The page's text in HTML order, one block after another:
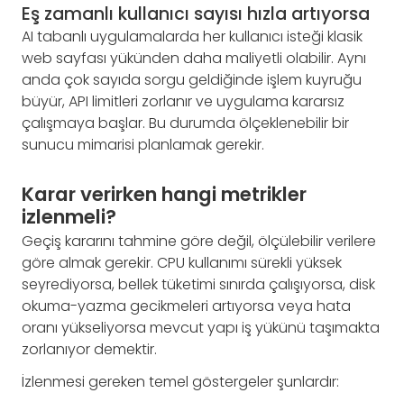
Eş zamanlı kullanıcı sayısı hızla artıyorsa
AI tabanlı uygulamalarda her kullanıcı isteği klasik
web sayfası yükünden daha maliyetli olabilir. Aynı
anda çok sayıda sorgu geldiğinde işlem kuyruğu
büyür, API limitleri zorlanır ve uygulama kararsız
çalışmaya başlar. Bu durumda ölçeklenebilir bir
sunucu mimarisi planlamak gerekir.
Karar verirken hangi metrikler
izlenmeli?
Geçiş kararını tahmine göre değil, ölçülebilir verilere
göre almak gerekir. CPU kullanımı sürekli yüksek
seyrediyorsa, bellek tüketimi sınırda çalışıyorsa, disk
okuma-yazma gecikmeleri artıyorsa veya hata
oranı yükseliyorsa mevcut yapı iş yükünü taşımakta
zorlanıyor demektir.
İzlenmesi gereken temel göstergeler şunlardır: